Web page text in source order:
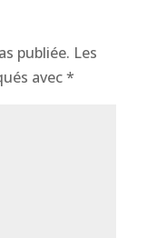
publiée. Les
avec*